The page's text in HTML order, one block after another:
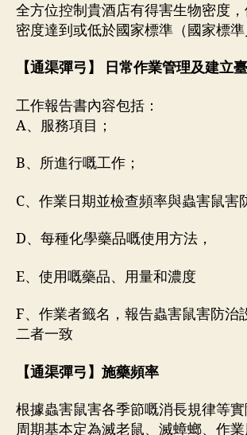
全方位控制貴酒店有得害生物密度
密度達到或低於國家標準（國家標準
【通渠彈弓】 日常作業管理及建立
工作報告書內容包括：
A、服務項目；
B、所進行嘅工作；
C、作業日期並檢查頻率與蟲害鼠害
D、每種化學藥品嘅使用方法，
E、使用嘅藥品、用量和濃度
F、作業者籤名，報告蟲害鼠害防治
二者一致
【通渠彈弓 】施藥頻率
根據蟲害鼠害各季節嘅消長規律等
周期基本定為滅老鼠、滅蟑螂、作業